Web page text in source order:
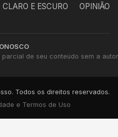
CLARO E ESCURO
OPINIÃO
de seu conteúdo sem a
Todos os direitos reservados.
e Termos de Uso